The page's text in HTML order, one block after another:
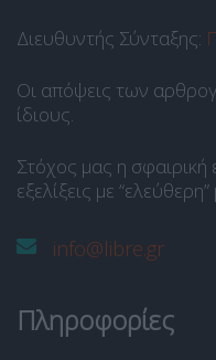
Διευθυντής Σύνταξης:
Οι απόψεις των
ίδιους.
Στόχος μας η σφαιρική
εξελίξεις με “ελεύθερη”
info@libre.gr
Πληροφορίες